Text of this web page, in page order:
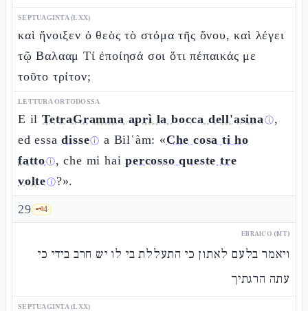
SEPTUAGINTA (LXX)
καὶ ἤνοιξεν ὁ θεὸς τὸ στόμα τῆς ὄνου, καὶ λέγει
τῷ Βαλααμ Τί ἐποίησά σοι ὅτι πέπαικάς με
τοῦτο τρίτον;
LETTURA ORTODOSSA
E il TetraGramma aprì la bocca dell'asinaⓘ,
ed essadisseⓘ a Bilʿàm: «Che cosa ti ho
fattoⓘ, che mi haipercosso queste tre
volteⓘ?».
29 🗝️4
EBRAICO (MT)
ויאמר בלעם לאתון כי התעללת בי לו יש חרב בידי כי
עתה הרגתיך
SEPTUAGINTA (LXX)